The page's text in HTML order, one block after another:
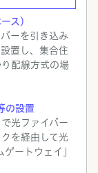
ス）
ーを引き込み
置し、集合住
配線方式の場
の設置
光ファイバー
を経由して光
ートウェイ」